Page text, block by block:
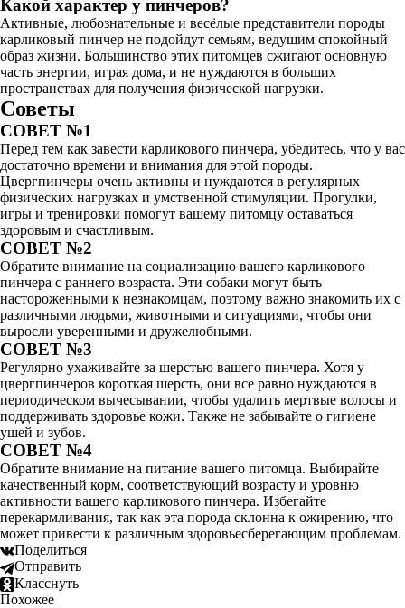
Какой характер у пинчеров?
Активные, любознательные и весёлые представители породы
карликовый пинчер не подойдут семьям, ведущим спокойный
образ жизни. Большинство этих питомцев сжигают основную
часть энергии, играя дома, и не нуждаются в больших
пространствах для получения физической нагрузки.
Советы
СОВЕТ №1
Перед тем как завести карликового пинчера, убедитесь, что у вас
достаточно времени и внимания для этой породы.
Цвергпинчеры очень активны и нуждаются в регулярных
физических нагрузках и умственной стимуляции. Прогулки,
игры и тренировки помогут вашему питомцу оставаться
здоровым и счастливым.
СОВЕТ №2
Обратите внимание на социализацию вашего карликового
пинчера с раннего возраста. Эти собаки могут быть
настороженными к незнакомцам, поэтому важно знакомить их с
различными людьми, животными и ситуациями, чтобы они
выросли уверенными и дружелюбными.
СОВЕТ №3
Регулярно ухаживайте за шерстью вашего пинчера. Хотя у
цвергпинчеров короткая шерсть, они все равно нуждаются в
периодическом вычесывании, чтобы удалить мертвые волосы и
поддерживать здоровье кожи. Также не забывайте о гигиене
ушей и зубов.
СОВЕТ №4
Обратите внимание на питание вашего питомца. Выбирайте
качественный корм, соответствующий возрасту и уровню
активности вашего карликового пинчера. Избегайте
перекармливания, так как эта порода склонна к ожирению, что
может привести к различным здоровьесберегающим проблемам.
Поделиться
Отправить
Класснуть
Похожее